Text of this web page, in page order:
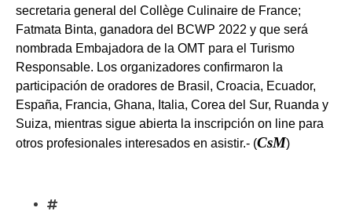
secretaria general del Collège Culinaire de France;
Fatmata Binta, ganadora del BCWP 2022 y que será
nombrada Embajadora de la OMT para el Turismo
Responsable. Los organizadores confirmaron la
participación de oradores de Brasil, Croacia, Ecuador,
España, Francia, Ghana, Italia, Corea del Sur, Ruanda y
Suiza, mientras sigue abierta la inscripción on line para
otros profesionales interesados en asistir.- (CsM)